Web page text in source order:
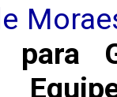
para